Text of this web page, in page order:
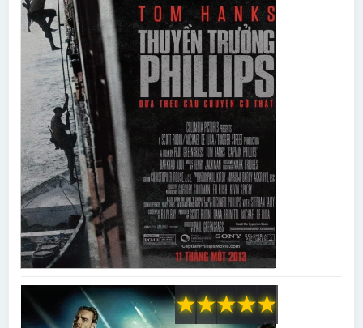
★
★
★
★
★